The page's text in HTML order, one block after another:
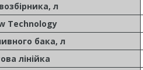
л
Technology
бака, л
лінійка